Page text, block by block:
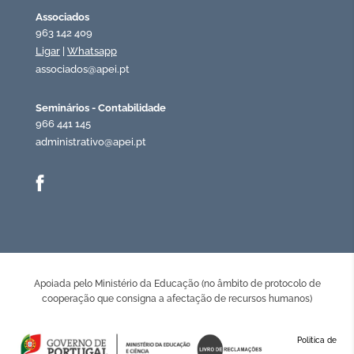
Associados
963 142 409
Ligar| Whatsapp
associados@apei.pt
Seminários - Contabilidade
966 441 145
administrativo@apei.pt
Apoiada pelo Ministério da Educação (no âmbito de protocolo de
cooperação que consigna a afectação de recursos humanos)
Politica de